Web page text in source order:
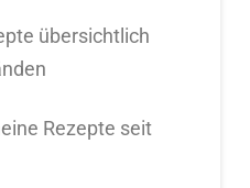
übersichtlich
Rezepte seit